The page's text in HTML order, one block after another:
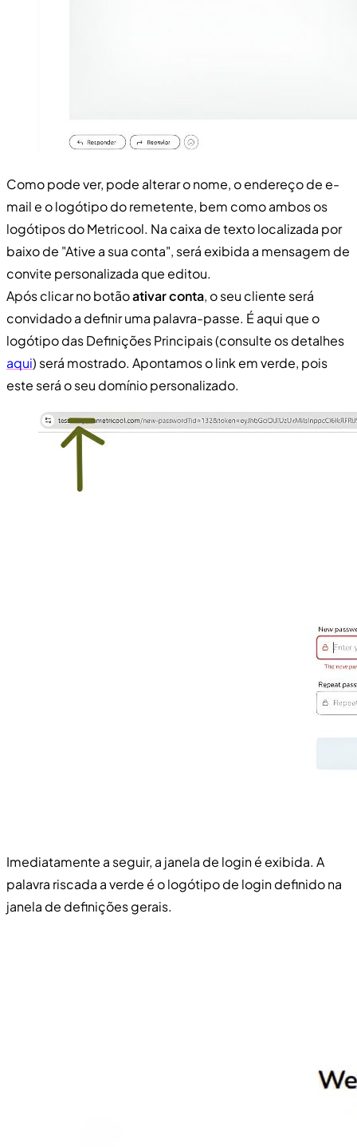
Como pode ver, pode alterar o nome, o endereço de e-
mail e o logótipo do remetente, bem como ambos os
logótipos do Metricool. Na caixa de texto localizada por
baixo de "Ative a sua conta", será exibida a mensagem de
convite personalizada que editou.
Após clicar no botãoativar conta, o seu cliente será
convidado a definir uma palavra-passe. É aqui que o
logótipo das Definições Principais (consulte os detalhes
aqui) será mostrado. Apontamos o link em verde, pois
este será o seu domínio personalizado.
Imediatamente a seguir, a janela de login é exibida. A
palavra riscada a verde é o logótipo de login definido na
janela de definições gerais.